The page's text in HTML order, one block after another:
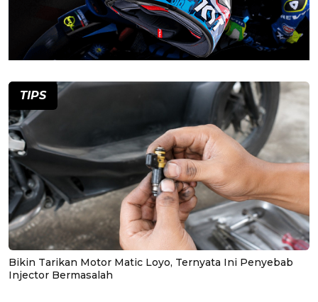
TIPS
Bikin Tarikan Motor Matic Loyo, Ternyata Ini Penyebab
Injector Bermasalah